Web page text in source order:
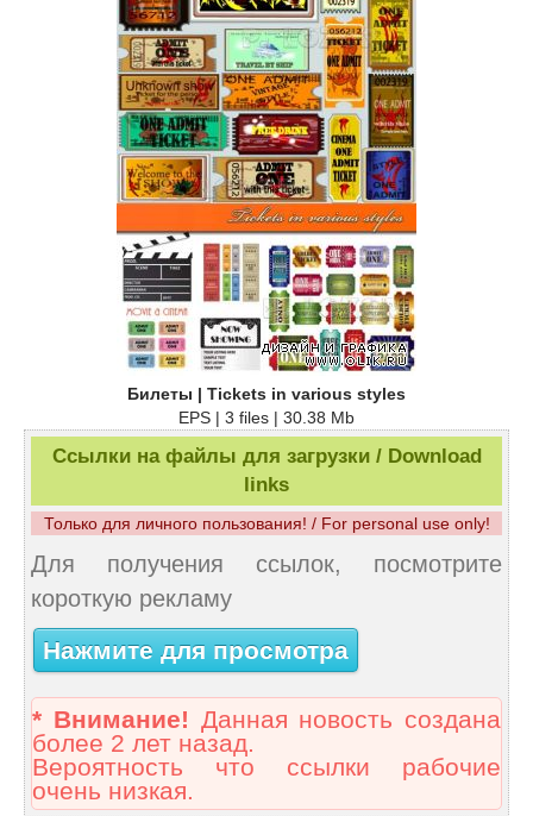
Билеты | Tickets in various styles
EPS | 3 files | 30.38 Mb
Ссылки на файлы для загрузки / Download
links
Только для личного пользования! / For personal use only!
Для получения ссылок, посмотрите
короткую рекламу
Нажмите для просмотра
* Внимание! Данная новость создана
более 2 лет назад.
Вероятность что ссылки рабочие
очень низкая.